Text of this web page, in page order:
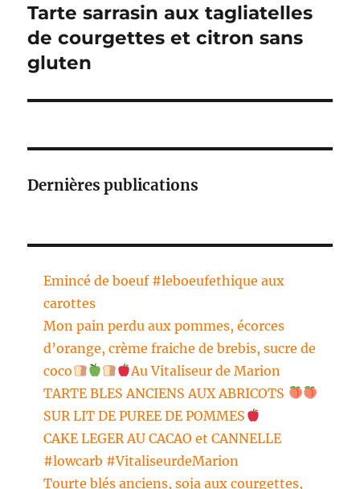
Publication
suivante :
Tarte sarrasin aux tagliatelles
de courgettes et citron sans
gluten
Dernières publications
Emincé de boeuf #leboeufethique aux
carottes
Mon pain perdu aux pommes, écorces
d’orange, crème fraiche de brebis, sucre de
coco
Au Vitaliseur de Marion
TARTE BLES ANCIENS AUX ABRICOTS
SUR LIT DE PUREE DE POMMES
CAKE LEGER AU CACAO et CANNELLE
#lowcarb #VitaliseurdeMarion
Tourte blés anciens, soja aux courgettes,